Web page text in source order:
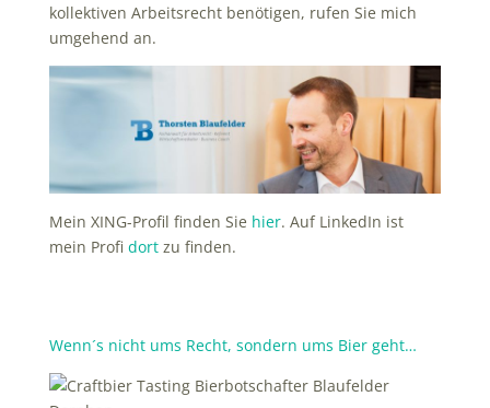
kollektiven Arbeitsrecht benötigen, rufen Sie mich
umgehend an.
Mein XING-Profil finden Sie hier. Auf LinkedIn ist
mein Profi dortzu finden.
Wenn´s nicht ums Recht, sondern ums Bier geht…